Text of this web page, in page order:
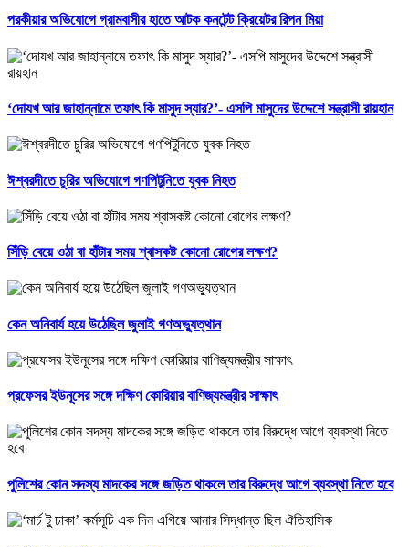
পরকীয়ার অভিযোগে গ্রামবাসীর হাতে আটক কনটেন্ট ক্রিয়েটর রিপন মিয়া
‘দোযখ আর জাহান্নামে তফাৎ কি মাসুদ স্যার?’- এসপি মাসুদের উদ্দেশে সন্ত্রাসী রায়হান
ঈশ্বরদীতে চুরির অভিযোগে গণপিটুনিতে যুবক নিহত
সিঁড়ি বেয়ে ওঠা বা হাঁটার সময় শ্বাসকষ্ট কোনো রোগের লক্ষণ?
কেন অনিবার্য হয়ে উঠেছিল জুলাই গণঅভ্যুত্থান
প্রফেসর ইউনূসের সঙ্গে দক্ষিণ কোরিয়ার বাণিজ্যমন্ত্রীর সাক্ষাৎ
পুলিশের কোন সদস্য মাদকের সঙ্গে জড়িত থাকলে তার বিরুদ্ধে আগে ব্যবস্থা নিতে হবে